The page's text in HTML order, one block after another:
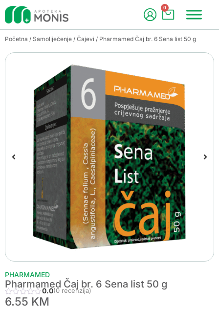
0
Početna / Samoliječenje / Čajevi / Pharmamed Čaj br. 6 Sena list 50 g
PHARMAMED
Pharmamed Čaj br. 6 Sena list 50 g
0.0(0 recenzija)
6.55 KM